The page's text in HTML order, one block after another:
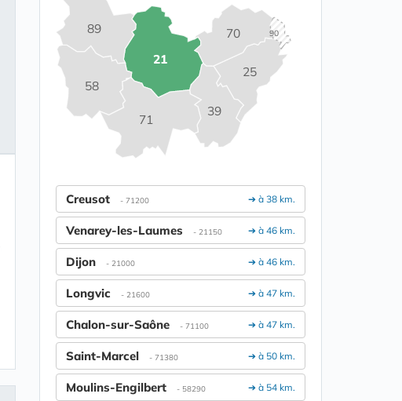
21
25
39
58
70
71
89 90
➔ à 38 km.
Creusot - 71200
➔ à 46 km.
Venarey-les-Laumes - 21150
➔ à 46 km.
Dijon - 21000
➔ à 47 km.
Longvic - 21600
➔ à 47 km.
Chalon-sur-Saône - 71100
➔ à 50 km.
Saint-Marcel - 71380
➔ à 54 km.
Moulins-Engilbert - 58290